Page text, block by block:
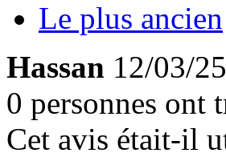
Le plus ancien
Hassan 12/03/25
0 personnes ont
Cet avis était-il